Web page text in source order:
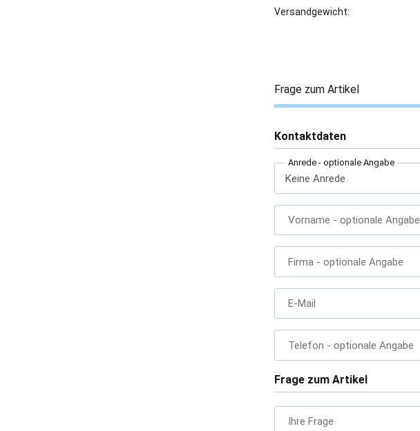
Versandgewicht:
Frage zum Artikel
Kontaktdaten
Anrede - optionale Angabe
Vorname - optionale Angabe
Firma - optionale Angabe
E-Mail
Telefon - optionale Angabe
Frage zum Artikel
Ihre Frage